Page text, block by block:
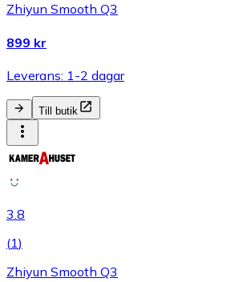
Zhiyun Smooth Q3
899 kr
Leverans: 1-2 dagar
Till butik
3.8
(1)
Zhiyun Smooth Q3